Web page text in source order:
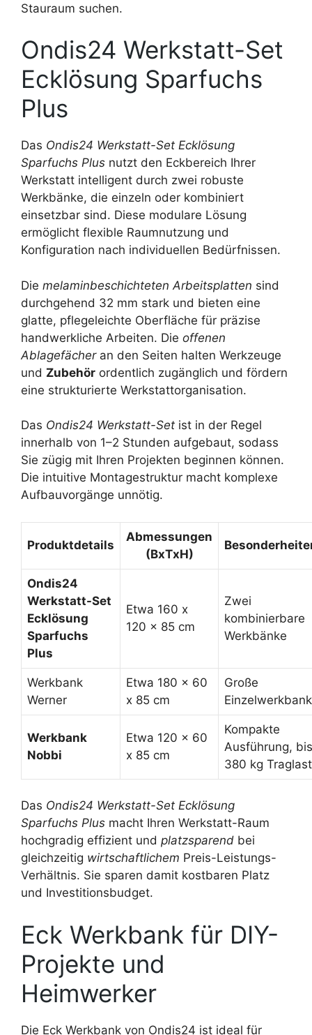
Stauraum suchen.
Ondis24 Werkstatt-Set
Ecklösung Sparfuchs
Plus
Das Ondis24 Werkstatt-Set Ecklösung
Sparfuchs Plus nutzt den Eckbereich Ihrer
Werkstatt intelligent durch zwei robuste
Werkbänke, die einzeln oder kombiniert
einsetzbar sind. Diese modulare Lösung
ermöglicht flexible Raumnutzung und
Konfiguration nach individuellen Bedürfnissen.
Die melaminbeschichteten Arbeitsplatten sind
durchgehend 32 mm stark und bieten eine
glatte, pflegeleichte Oberfläche für präzise
handwerkliche Arbeiten. Die offenen
Ablagefächeran den Seiten halten Werkzeuge
und Zubehör ordentlich zugänglich und fördern
eine strukturierte Werkstattorganisation.
Das Ondis24 Werkstatt-Set ist in der Regel
innerhalb von 1–2 Stunden aufgebaut, sodass
Sie zügig mit Ihren Projekten beginnen können.
Die intuitive Montagestruktur macht komplexe
Aufbauvorgänge unnötig.
Produktdetails
Abmessungen
(BxTxH)
Ondis24
Werkstatt-Set
Ecklösung
Sparfuchs
Plus
Etwa 160 x
120 x 85 cm
Zwei
kombinierbare
Werkbänke
Werkbank
Werner
Etwa 180 x 60
x 85 cm
Große
Einzelwerkbank
Werkbank
Nobbi
Etwa 120 x 60
x 85 cm
Kompakte
Ausführung, bis
380 kg Traglast
Das Ondis24 Werkstatt-Set Ecklösung
Sparfuchs Plus macht Ihren Werkstatt-Raum
hochgradig effizient und platzsparend bei
gleichzeitig wirtschaftlichem Preis-Leistungs-
Verhältnis. Sie sparen damit kostbaren Platz
und Investitionsbudget.
Eck Werkbank für DIY-
Projekte und
Heimwerker
Die Eck Werkbank von Ondis24 ist ideal für